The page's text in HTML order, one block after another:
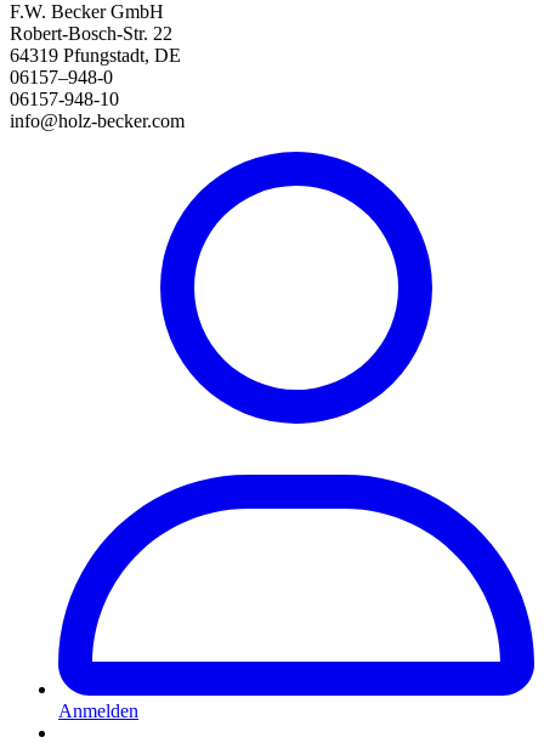
F.W. Becker GmbH
Robert-Bosch-Str. 22
64319 Pfungstadt, DE
06157–948-0
06157-948-10
info@holz-becker.com
Anmelden